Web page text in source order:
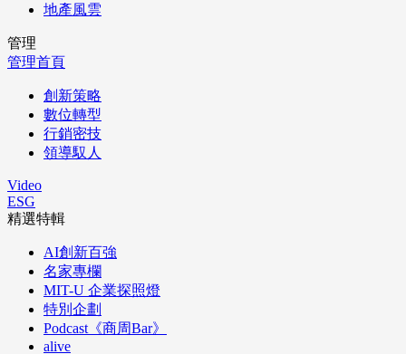
地產風雲
管理
管理首頁
創新策略
數位轉型
行銷密技
領導馭人
Video
ESG
精選特輯
AI創新百強
名家專欄
MIT-U 企業探照燈
特別企劃
Podcast《商周Bar》
alive